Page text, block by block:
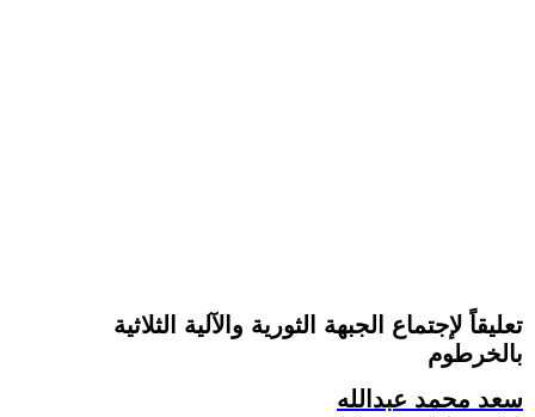
تعليقاً لإجتماع الجبهة الثورية والآلية الثلاثية
بالخرطوم
سعد محمد عبدالله